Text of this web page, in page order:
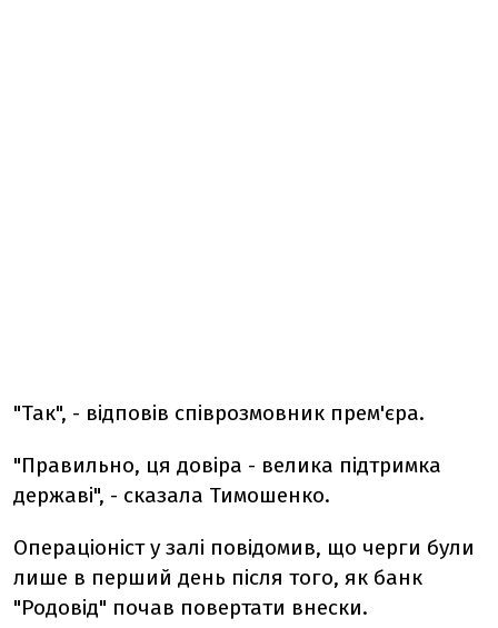
"Так", - відповів співрозмовник прем'єра.
"Правильно, ця довіра - велика підтримка
державі", - сказала Тимошенко.
Операціоніст у залі повідомив, що черги були
лише в перший день після того, як банк
"Родовід" почав повертати внески.